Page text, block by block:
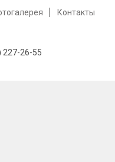
Контакты
227-26-55